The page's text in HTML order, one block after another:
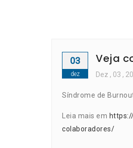
03
dez
Veja
Dez , 03 ,
Síndrome de
Leia mais em
colaboradores/